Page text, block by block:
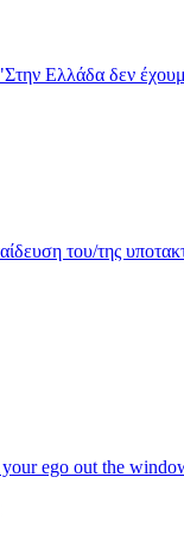
Ελλάδα δεν
του/της
ego out the